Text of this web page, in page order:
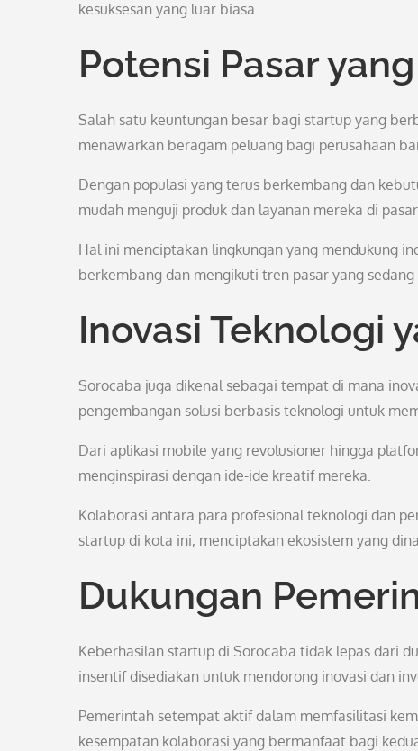
kesuksesan yang luar biasa.
Potensi Pasar
Salah satu keuntungan besar bagi startup yang
menawarkan beragam peluang bagi perusahaan
Dengan populasi yang terus berkembang dan
mudah menguji produk dan layanan mereka di
Hal ini menciptakan lingkungan yang mendukung
berkembang dan mengikuti tren pasar yang
Inovasi Teknologi
Sorocaba juga dikenal sebagai tempat di mana
pengembangan solusi berbasis teknologi untuk
Dari aplikasi mobile yang revolusioner hingga
menginspirasi dengan ide-ide kreatif mereka.
Kolaborasi antara para profesional teknologi dan
startup di kota ini, menciptakan ekosistem yang
Dukungan
Keberhasilan startup di Sorocaba tidak lepas dari
insentif disediakan untuk mendorong inovasi dan
Pemerintah setempat aktif dalam memfasilitasi
kesempatan kolaborasi yang bermanfaat bagi